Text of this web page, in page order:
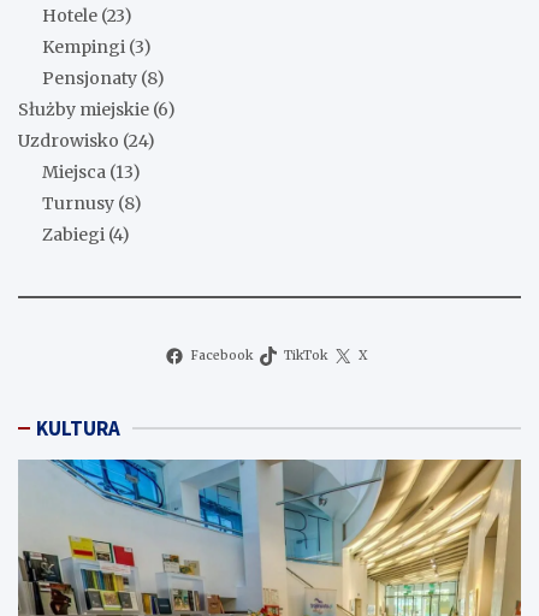
Hotele (23)
Kempingi (3)
Pensjonaty (8)
Służby miejskie (6)
Uzdrowisko (24)
Miejsca (13)
Turnusy (8)
Zabiegi (4)
Facebook TikTok X
KULTURA